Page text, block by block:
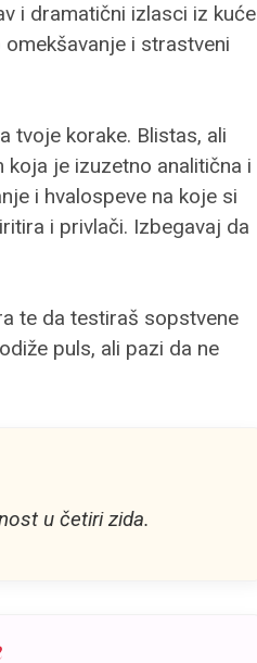
i dramatični izlasci iz kuće
i strastveni
tvoje korake. Blistas, ali
je izuzetno analitična i
i hvalospeve na koje si
i privlači. Izbegavaj da
te da testiraš sopstvene
puls, ali pazi da ne
u četiri zida.